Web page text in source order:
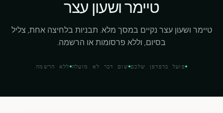
טיימר ושעון עצר
טיימר ושעון עצר נקיים במסך מלא. תבניות בלחיצה אחת, צליל
בסיום, וללא פרסומות או הרשמה.
פועל בדפדפן שלכם שום דבר לא מועלה ללא הרשמה